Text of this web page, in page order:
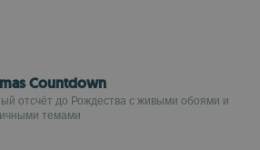
Countdown
отсчёт до Рождества с живыми обоями и
темами